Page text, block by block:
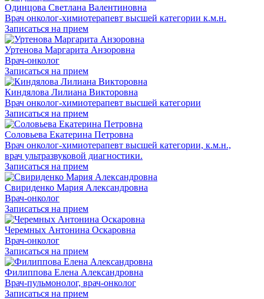
Одинцова Светлана Валентиновна
Врач онколог-химиотерапевт высшей категории к.м.н.
Записаться на прием
Уртенова Маргарита Анзоровна
Врач-онколог
Записаться на прием
Киндялова Лилиана Викторовна
Врач онколог-химиотерапевт высшей категории
Записаться на прием
Соловьева Екатерина Петровна
Врач онколог-химиотерапевт высшей категории, к.м.н.,
врач ультразвуковой диагностики.
Записаться на прием
Свириденко Мария Александровна
Врач-онколог
Записаться на прием
Черемных Антонина Оскаровна
Врач-онколог
Записаться на прием
Филиппова Елена Александровна
Врач-пульмонолог, врач-онколог
Записаться на прием